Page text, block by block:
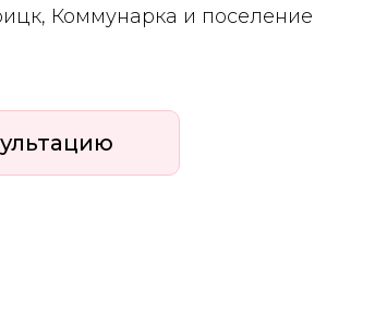
Коммунарка и поселение